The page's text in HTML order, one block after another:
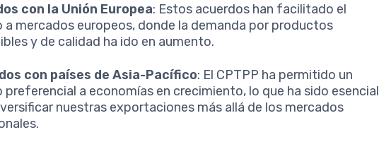
con la Unión Europea: Estos acuerdos han facilitado el
a mercados europeos, donde la demanda por productos
y de calidad ha ido en aumento.
con países de Asia-Pacífico: El CPTPP ha permitido un
preferencial a economías en crecimiento, lo que ha sido esencial
nuestras exportaciones más allá de los mercados